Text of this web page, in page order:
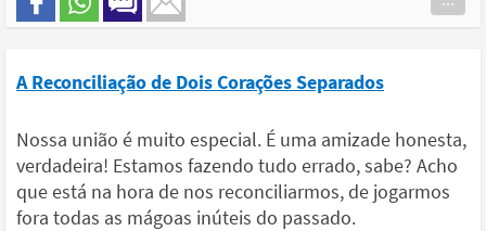
A Reconciliação de Dois Corações Separados
Nossa união é muito especial. É uma amizade honesta,
verdadeira! Estamos fazendo tudo errado, sabe? Acho
que está na hora de nos reconciliarmos, de jogarmos
fora todas as mágoas inúteis do passado.